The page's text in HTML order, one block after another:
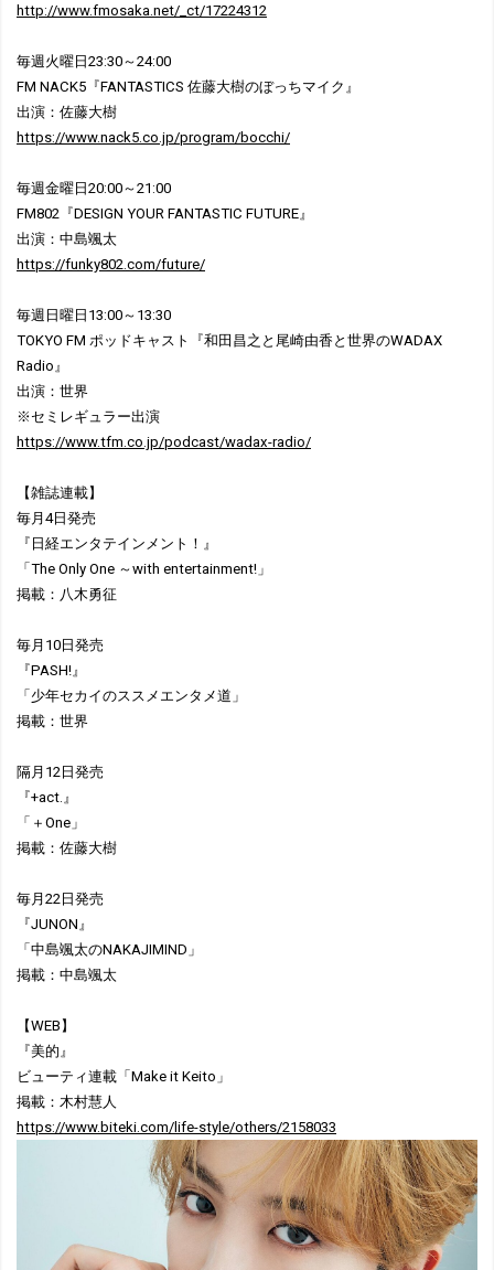
http://www.fmosaka.net/_ct/17224312
毎週火曜日23:30～24:00
FM NACK5『FANTASTICS 佐藤⼤樹のぼっちマイク』
出演：佐藤大樹
https://www.nack5.co.jp/program/bocchi/
毎週金曜日20:00～21:00
FM802『DESIGN YOUR FANTASTIC FUTURE』
出演：中島颯太
https://funky802.com/future/
毎週日曜日13:00～13:30
TOKYO FM ポッドキャスト『和田昌之と尾崎由香と世界のWADAX
Radio』
出演：世界
※セミレギュラー出演
https://www.tfm.co.jp/podcast/wadax-radio/
【雑誌連載】
毎月4日発売
『日経エンタテインメント！』
「The Only One ～with entertainment!」
掲載：八木勇征
毎月10日発売
『PASH!』
「少年セカイのススメエンタメ道」
掲載：世界
隔月12日発売
『+act.』
「＋One」
掲載：佐藤大樹
毎月22日発売
『JUNON』
「中島颯太のNAKAJIMIND」
掲載：中島颯太
【WEB】
『美的』
ビューティ連載「Make it Keito」
掲載：木村慧人
https://www.biteki.com/life-style/others/2158033